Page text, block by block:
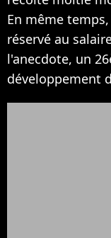
En même
réservé au
l'anecdote, un
développement